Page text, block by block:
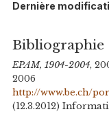
Dernière
Bibliographie
EPAM, 1904-2004,
2006
http://www.be.ch/
(12.3.2012)